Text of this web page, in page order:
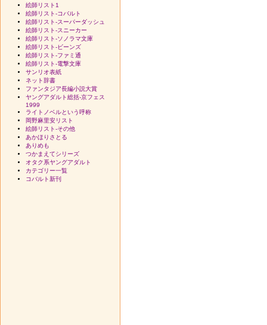
絵師リスト1
絵師リスト-コバルト
絵師リスト-スーパーダッシュ
絵師リスト-スニーカー
絵師リスト-ソノラマ文庫
絵師リスト-ビーンズ
絵師リスト-ファミ通
絵師リスト-電撃文庫
サンリオ表紙
ネット辞書
ファンタジア長編小説大賞
ヤングアダルト総括-京フェス
1999
ライトノベルという呼称
岡野麻里安リスト
絵師リスト-その他
あかほりさとる
ありめも
つかまえてシリーズ
オタク系ヤングアダルト
カテゴリー一覧
コバルト新刊